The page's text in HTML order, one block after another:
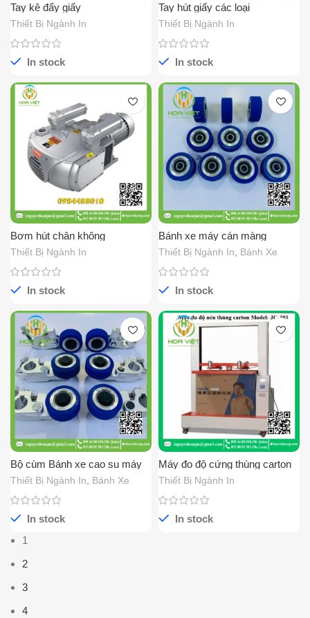
Tay kê đẩy giấy
Thiết Bị Ngành In
In stock
Tay hút giấy các loại
Thiết Bị Ngành In
In stock
Bơm hút chân không
Thiết Bị Ngành In
In stock
Bánh xe máy cán màng
60x32x25
Thiết Bị Ngành In Bánh Xe
In stock
Bộ cùm Bánh xe cao su máy
cán màng 60x32x25
Thiết Bị Ngành In Bánh Xe
In stock
Máy đo độ cứng thùng carton
Thiết Bị Ngành In
In stock
1
2
3
4